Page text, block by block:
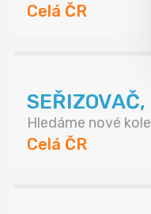
Celá ČR
Hledáme nové
Celá ČR